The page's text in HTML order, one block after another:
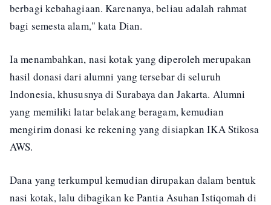
berbagi kebahagiaan. Karenanya, beliau adalah rahmat
bagi semesta alam," kata Dian.
Ia menambahkan, nasi kotak yang diperoleh merupakan
hasil donasi dari alumni yang tersebar di seluruh
Indonesia, khususnya di Surabaya dan Jakarta. Alumni
yang memiliki latar belakang beragam, kemudian
mengirim donasi ke rekening yang disiapkan IKA Stikosa
AWS.
Dana yang terkumpul kemudian dirupakan dalam bentuk
nasi kotak, lalu dibagikan ke Pantia Asuhan Istiqomah di